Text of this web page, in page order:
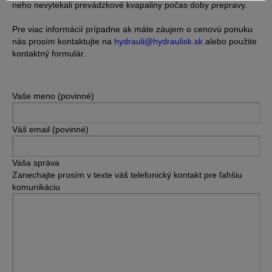
neho nevytekali prevádzkové kvapaliny počas doby prepravy.
Pre viac informácií prípadne ak máte záujem o cenovú ponuku
nás prosím kontaktujte na hydrauli@hydraulisk.sk alebo použite
kontaktný formulár.
Vaše meno (povinné)
Váš email (povinné)
Vaša správa
Zanechajte prosím v texte váš telefonický kontakt pre ľahšiu
komunikáciu